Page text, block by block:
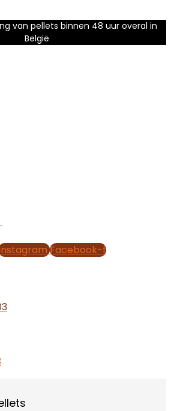
van pellets binnen 48 uur overal in
België
Facebook-f